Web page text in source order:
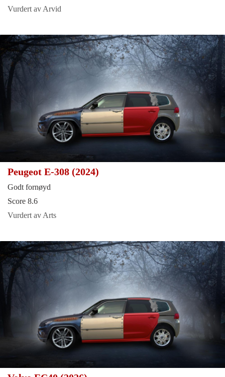
Vurdert av Arvid
Peugeot E-308 (2024)
Godt fornøyd
Score 8.6
Vurdert av Arts